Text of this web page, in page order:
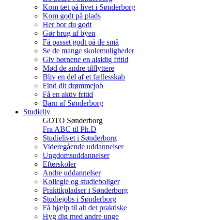
Kom tæt på livet i Sønderborg
Kom godt på plads
Her bor du godt
Gør brug af byen
Få passet godt på de små
Se de mange skolemuligheder
Giv børnene en alsidig fritid
Mød de andre tilflyttere
Bliv en del af et fællesskab
Find dit drømmejob
Få en aktiv fritid
Barn af Sønderborg
Studieliv
GOTO Sønderborg
Fra ABC til Ph.D
Studielivet i Sønderborg
Videregående uddannelser
Ungdomsuddannelser
Efterskoler
Andre uddannelser
Kollegie og studieboliger
Praktikpladser i Sønderborg
Studiejobs i Sønderborg
Få hjælp til alt det praktiske
Hyg dig med andre unge